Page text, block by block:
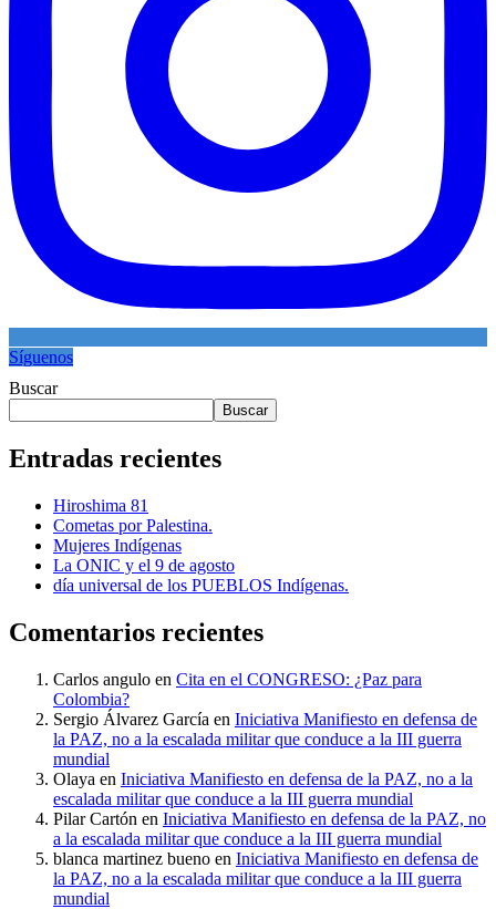
Síguenos
Buscar
Buscar
Entradas recientes
Hiroshima 81
Cometas por Palestina.
Mujeres Indígenas
La ONIC y el 9 de agosto
día universal de los PUEBLOS Indígenas.
Comentarios recientes
Carlos angulo en Cita en el CONGRESO: ¿Paz para
Colombia?
Sergio Álvarez García en Iniciativa Manifiesto en defensa de
la PAZ, no a la escalada militar que conduce a la III guerra
mundial
Olaya en Iniciativa Manifiesto en defensa de la PAZ, no a la
escalada militar que conduce a la III guerra mundial
Pilar Cartón en Iniciativa Manifiesto en defensa de la PAZ, no
a la escalada militar que conduce a la III guerra mundial
blanca martinez bueno en Iniciativa Manifiesto en defensa de
la PAZ, no a la escalada militar que conduce a la III guerra
mundial